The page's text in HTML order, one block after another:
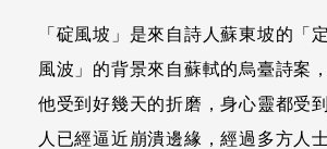
「碇風坡」是來自詩人蘇東坡的「
風波」的背景來自蘇軾的烏臺詩案
他受到好幾天的折磨，身心靈都受
人已經逼近崩潰邊緣，經過多方人